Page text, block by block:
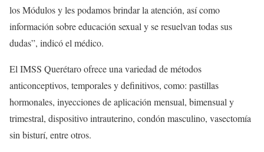
los Módulos y les podamos brindar la atención, así como
información sobre educación sexual y se resuelvan todas sus
dudas”, indicó el médico.
El IMSS Querétaro ofrece una variedad de métodos
anticonceptivos, temporales y definitivos, como: pastillas
hormonales, inyecciones de aplicación mensual, bimensual y
trimestral, dispositivo intrauterino, condón masculino, vasectomía
sin bisturí, entre otros.